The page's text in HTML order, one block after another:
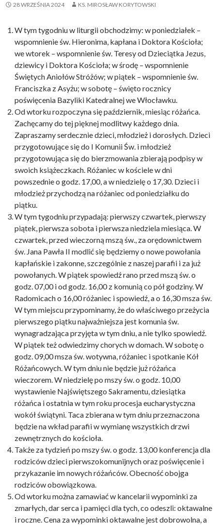
28 WRZEŚNIA 2024 KS. MIROSŁAW KORYTOWSKI
W tym tygodniu w liturgii obchodzimy: w poniedziałek –
wspomnienie św. Hieronima, kapłana i Doktora Kościoła;
we wtorek – wspomnienie św. Teresy od Dzieciątka Jezus,
dziewicy i Doktora Kościoła; w środę – wspomnienie
Świętych Aniołów Stróżów; w piątek – wspomnienie św.
Franciszka z Asyżu; w sobotę – święto rocznicy
poświęcenia Bazyliki Katedralnej we Włocławku.
Od wtorku rozpoczyna się październik, miesiąc różańca.
Zachęcamy do tej pięknej modlitwy każdego dnia.
Zapraszamy serdecznie dzieci, młodzież i dorosłych. Dzieci
przygotowujące się do I Komunii Św. i młodzież
przygotowująca się do bierzmowania zbierają podpisy w
swoich książeczkach. Różaniec w kościele w dni
powszednie o godz. 17,00, a w niedzielę o 17,30. Dzieci i
młodzież przychodzą na różaniec od poniedziałku do
piątku.
W tym tygodniu przypadają: pierwszy czwartek, pierwszy
piątek, pierwsza sobota i pierwsza niedziela miesiąca. W
czwartek, przed wieczorną mszą św., za orędownictwem
św. Jana Pawła II modlić się będziemy o nowe powołania
kapłańskie i zakonne, szczególnie z naszej parafii i za już
powołanych. W piątek spowiedź rano przed mszą św. o
godz. 07,00 i od godz. 16,00 z komunią co pół godziny. W
Radomicach o 16,00 różaniec i spowiedź, a o 16,30 msza św.
W tym miejscu przypominamy, że do właściwego przeżycia
pierwszego piątku najważniejsza jest komunia św.
wynagradzająca przyjęta w tym dniu, a nie tylko spowiedź.
W piątek też odwiedzimy chorych w domach. W sobotę o
godz. 09,00 msza św. wotywna, różaniec i spotkanie Kół
Różańcowych. W tym dniu nie będzie już różańca
wieczorem. W niedzielę po mszy św. o godz. 10,00
wystawienie Najświętszego Sakramentu, dziesiątka
różańca i ostatnia w tym roku procesja eucharystyczna
wokół świątyni. Taca zbierana w tym dniu przeznaczona
będzie na wkład parafii w wymianę wszystkich drzwi
zewnętrznych do kościoła.
Także za tydzień po mszy św. o godz. 13,00 konferencja dla
rodziców dzieci pierwszokomunijnych oraz poświęcenie i
przykazanie im nowych różańców. Obecność obojga
rodziców obowiązkowa.
Od wtorku można zamawiać w kancelarii wypominki za
zmarłych, dar serca i pamięci dla tych, co odeszli: oktawalne
i roczne. Cena za wypominki oktawalne jest dobrowolna, a